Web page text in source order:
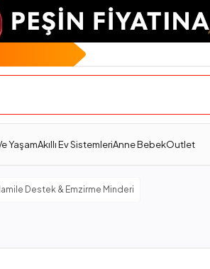
YaşamAkıllı Ev SistemleriAnne BebekOutlet
Destek & Emzirme Minderi